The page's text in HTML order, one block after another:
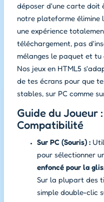
déposer d'une carte doit
notre plateforme élimine
une expérience
téléchargement, pas
mélanges le paquet et tu
Nos jeux en HTML5
de tes écrans pour que
stables, sur PC comme
Guide du Joueur
Compatibilité
Sur PC (Souris) :
pour sélectionner
enfoncé pour la
Sur la plupart des
simple double-clic